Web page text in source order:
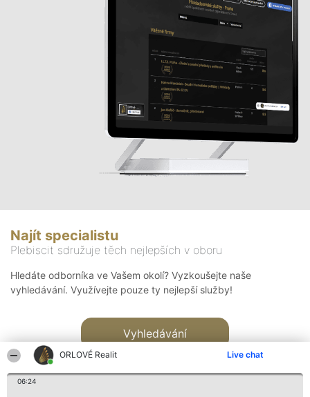
ORLOVÉ Realit Live chat
06:24
Najít specialistu
Plebiscit sdružuje těch nejlepších v oboru
Hledáte odborníka ve Vašem okolí? Vyzkoušejte naše
vyhledávání. Využívejte pouze ty nejlepší služby!
Vyhledávání